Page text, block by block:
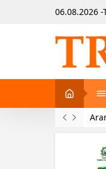
06.08.2026